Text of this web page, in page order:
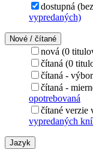
dostupná
vypredaných)
Nové / čítané
nová (0
čítaná (0
čítaná -
čítaná -
opotrebovaná
čítané verzie
vypredaných
Jazyk